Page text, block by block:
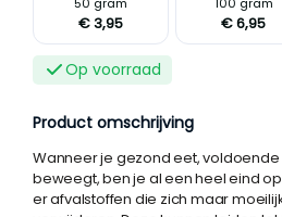
€ 3,95 € 6,95
Op voorraad
Product omschrijving
Wanneer je gezond eet,
beweegt, ben je al een heel eind
er afvalstoffen die zich maar